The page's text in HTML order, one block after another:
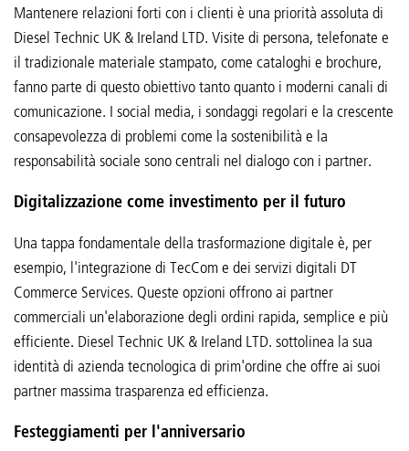
Mantenere relazioni forti con i clienti è una priorità assoluta di
Diesel Technic UK & Ireland LTD. Visite di persona, telefonate e
il tradizionale materiale stampato, come cataloghi e brochure,
fanno parte di questo obiettivo tanto quanto i moderni canali di
comunicazione. I social media, i sondaggi regolari e la crescente
consapevolezza di problemi come la sostenibilità e la
responsabilità sociale sono centrali nel dialogo con i partner.
Digitalizzazione come investimento per il futuro
Una tappa fondamentale della trasformazione digitale è, per
esempio, l'integrazione di TecCom e dei servizi digitali DT
Commerce Services. Queste opzioni offrono ai partner
commerciali un'elaborazione degli ordini rapida, semplice e più
efficiente. Diesel Technic UK & Ireland LTD. sottolinea la sua
identità di azienda tecnologica di prim'ordine che offre ai suoi
partner massima trasparenza ed efficienza.
Festeggiamenti per l'anniversario